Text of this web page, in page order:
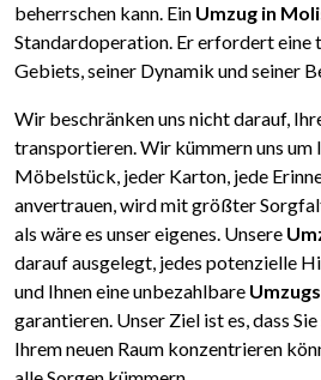
beherrschen kann. Ein Umzug in
Standardoperation. Er erfordert eine
Gebiets, seiner Dynamik und seiner
Wir beschränken uns nicht darauf,
transportieren. Wir kümmern uns um
Möbelstück, jeder Karton, jede
anvertrauen, wird mit größter
als wäre es unser eigenes. Unsere
darauf ausgelegt, jedes potenzielle
und Ihnen eine unbezahlbare
garantieren. Unser Ziel ist es, dass
Ihrem neuen Raum konzentrieren